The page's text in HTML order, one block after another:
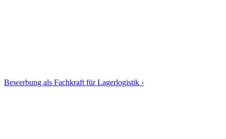
Bewerbung als Fachkraft für Lagerlogistik ›